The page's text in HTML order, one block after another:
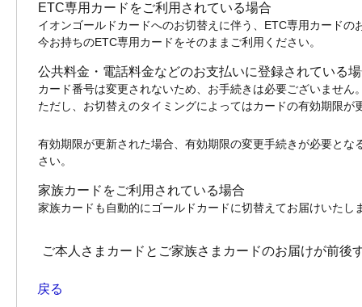
ETC専用カードをご利用されている場合
イオンゴールドカードへのお切替えに伴う、ETC専用カードの
今お持ちのETC専用カードをそのままご利用ください。
公共料金・電話料金などのお支払いに登録されている
カード番号は変更されないため、お手続きは必要ございません
ただし、お切替えのタイミングによってはカードの有効期限が
有効期限が更新された場合、有効期限の変更手続きが必要と
さい。
家族カードをご利用されている場合
家族カードも自動的にゴールドカードに切替えてお届けいたし
ご本人さまカードとご家族さまカードのお届けが前後
戻る